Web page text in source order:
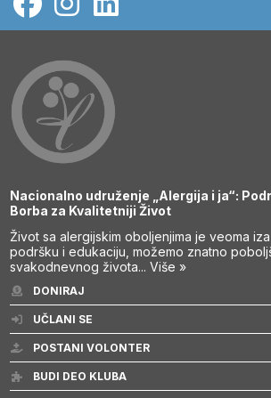
Nacionalno udruženje „Alergija i ja“:
Borba za Kvalitetniji Život
Život sa alergijskim oboljenjima je veoma
podršku i edukaciju, možemo znatno
svakodnevnog života...Više »
DONIRAJ
UČLANI SE
POSTANI VOLONTER
BUDI DEO KLUBA